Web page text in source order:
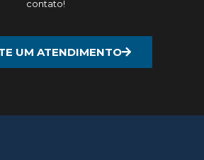
contato!
UM ATENDIMENTO